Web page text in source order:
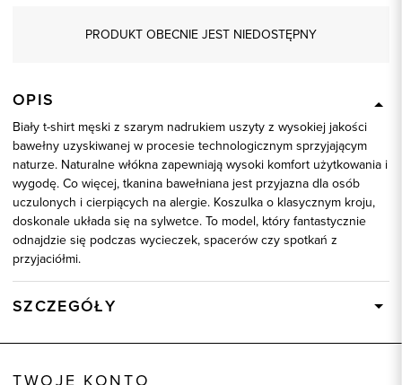
PRODUKT OBECNIE JEST NIEDOSTĘPNY
OPIS
Biały t-shirt męski z szarym nadrukiem uszyty z wysokiej jakości
bawełny uzyskiwanej w procesie technologicznym sprzyjającym
naturze. Naturalne włókna zapewniają wysoki komfort użytkowania i
wygodę. Co więcej, tkanina bawełniana jest przyjazna dla osób
uczulonych i cierpiących na alergie. Koszulka o klasycznym kroju,
doskonale układa się na sylwetce. To model, który fantastycznie
odnajdzie się podczas wycieczek, spacerów czy spotkań z
przyjaciółmi.
SZCZEGÓŁY
TWOJE KONTO